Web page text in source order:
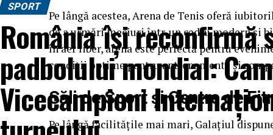
Pe lângă acestea, Arena de Tenis oferă
de a urmări meciuri într-un cadru modern și
în aer liber, arena este perfectă pentru
condiții optime pentru antrenamente și
Săli de Sport și Centre de
Pe lângă facilitățile mai mari, Galațiul
SPORT
România își
padbolului mondial:
Vicecampioni